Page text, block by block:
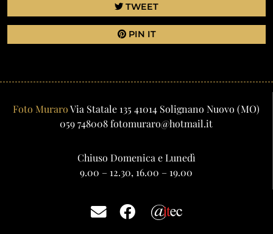
TWEET
PIN IT
Foto MuraroVia Statale 135 41014 Solignano Nuovo (MO)
059 748008fotomuraro@hotmail.it
Chiuso Domenica e Lunedì
9.00 – 12.30, 16.00 – 19.00